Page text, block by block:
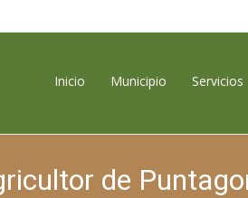
Inicio
Municipio Servicios
de